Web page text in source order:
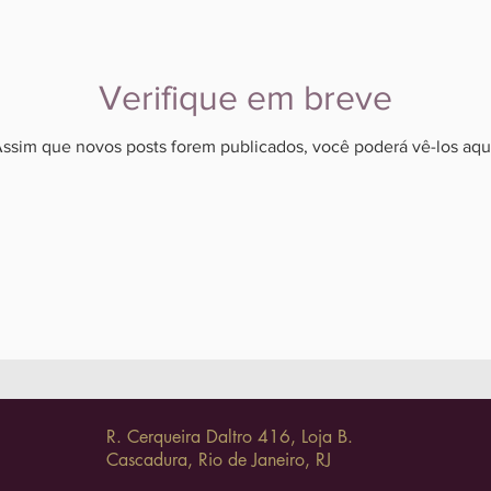
Verifique em breve
que novos posts forem publicados, você poderá vê-los
R. Cerqueira Daltro 416, Loja B.
Cascadura, Rio de Janeiro, RJ